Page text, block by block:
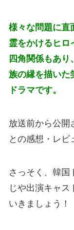
様々な問題に直
霊をかけるヒロ
四角関係もあ
族の縁を描いた
ドラマです。
放送前から公開
との感想・レビ
さっそく、韓国
じや出演キャ
いきましょう！